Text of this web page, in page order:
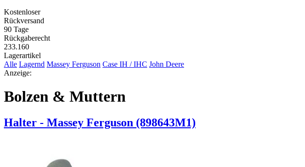
Kostenloser
Rückversand
90 Tage
Rückgaberecht
233.160
Lagerartikel
Alle Lagernd Massey Ferguson Case IH / IHC John Deere
Anzeige:
Bolzen & Muttern
Halter - Massey Ferguson (898643M1)